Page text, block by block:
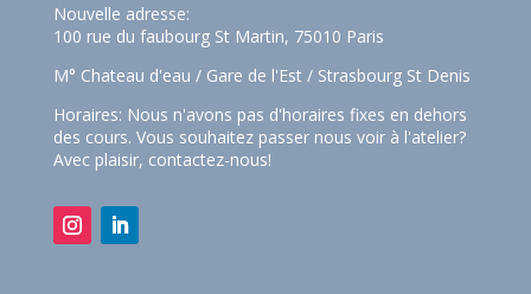
Nouvelle adresse:
100 rue du faubourg St Martin, 75010 Paris
M° Chateau d'eau / Gare de l'Est / Strasbourg St Denis
Horaires: Nous n'avons pas d'horaires fixes en dehors
des cours. Vous souhaitez passer nous voir à l'atelier?
Avec plaisir, contactez-nous!